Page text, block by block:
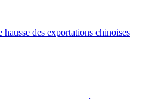
des exportations chinoises